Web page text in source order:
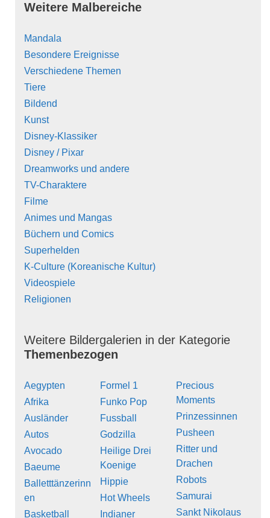
Weitere Malbereiche
Mandala
Besondere Ereignisse
Verschiedene Themen
Tiere
Bildend
Kunst
Disney-Klassiker
Disney / Pixar
Dreamworks und andere
TV-Charaktere
Filme
Animes und Mangas
Büchern und Comics
Superhelden
K-Culture (Koreanische Kultur)
Videospiele
Religionen
Weitere Bildergalerien in der Kategorie
Themenbezogen
Aegypten
Afrika
Ausländer
Autos
Avocado
Baeume
Balletttänzerinn
en
Basketball
Formel 1
Funko Pop
Fussball
Godzilla
Heilige Drei
Koenige
Hippie
Hot Wheels
Indianer
Precious
Moments
Prinzessinnen
Pusheen
Ritter und
Drachen
Robots
Samurai
Sankt Nikolaus